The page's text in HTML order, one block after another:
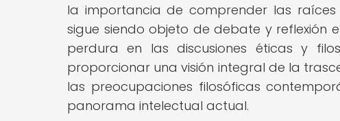
la importancia de comprender las
sigue siendo objeto de debate y reflexión
perdura en las discusiones éticas y
proporcionar una visión integral de la
las preocupaciones filosóficas
panorama intelectual actual.